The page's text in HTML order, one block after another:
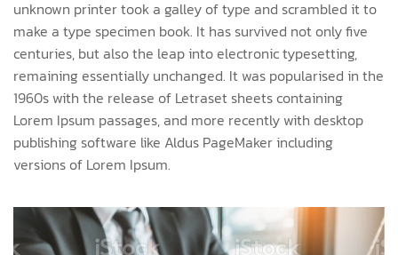
unknown printer took a galley of type and scrambled it to
make a type specimen book. It has survived not only five
centuries, but also the leap into electronic typesetting,
remaining essentially unchanged. It was popularised in the
1960s with the release of Letraset sheets containing
Lorem Ipsum passages, and more recently with desktop
publishing software like Aldus PageMaker including
versions of Lorem Ipsum.